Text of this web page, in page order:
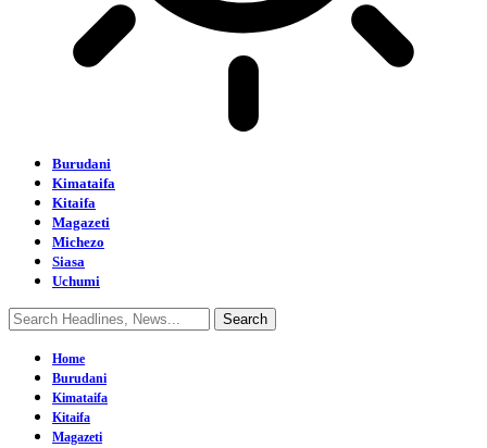
Burudani
Kimataifa
Kitaifa
Magazeti
Michezo
Siasa
Uchumi
Home
Burudani
Kimataifa
Kitaifa
Magazeti